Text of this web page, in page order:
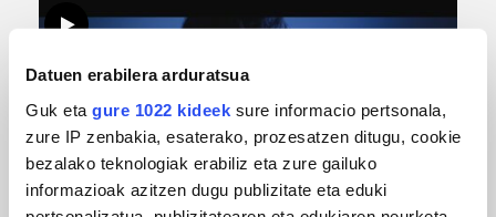
Datuen erabilera arduratsua
Guk eta gure 1022 kideek sure informacio pertsonala,
zure IP zenbakia, esaterako, prozesatzen ditugu, cookie
bezalako teknologiak erabiliz eta zure gailuko
informazioak azitzen dugu publizitate eta eduki